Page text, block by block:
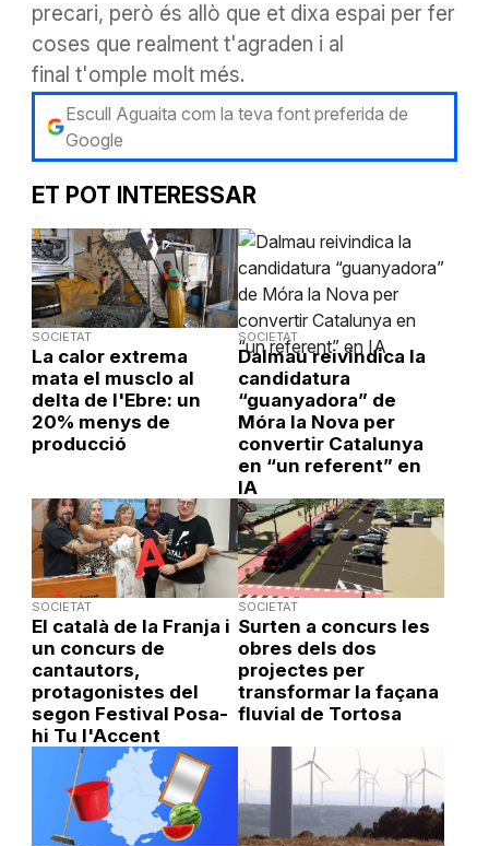
precari, però és allò que et dixa espai per fer
coses que realment t'agraden i al
final t'omple molt més.
Escull Aguaita com la teva font preferida de
Google
ET POT INTERESSAR
SOCIETAT
La calor extrema
mata el musclo al
delta de l'Ebre: un
20% menys de
producció
SOCIETAT
Dalmau reivindica la
candidatura
“guanyadora” de
Móra la Nova per
convertir Catalunya
en “un referent” en
IA
SOCIETAT
El català de la Franja i
un concurs de
cantautors,
protagonistes del
segon Festival Posa-
hi Tu l'Accent
SOCIETAT
Surten a concurs les
obres dels dos
projectes per
transformar la façana
fluvial de Tortosa